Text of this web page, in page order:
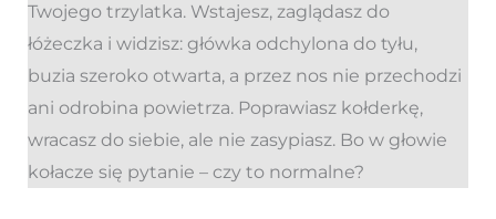
Twojego trzylatka. Wstajesz, zaglądasz do
łóżeczka i widzisz: główka odchylona do tyłu,
buzia szeroko otwarta, a przez nos nie przechodzi
ani odrobina powietrza. Poprawiasz kołderkę,
wracasz do siebie, ale nie zasypiasz. Bo w głowie
kołacze się pytanie – czy to normalne?